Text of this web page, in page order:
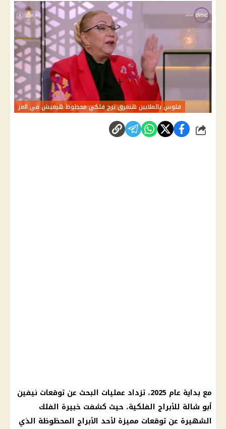
فلوس بالملايين هتغرق برج فلكي محظوظ هيعيش في العز
شارك
مع بداية عام 2025، تزداد عمليات البحث عن توقعات نيفين
أبو شالة للأبراج الفلكية، حيث كشفت خبيرة الفلك
الشهيرة عن توقعات مميزة لأحد الأبراج المحظوظة الذي